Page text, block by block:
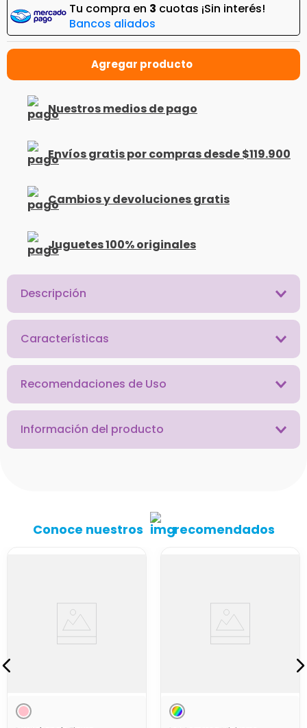
Tu compra en 3 cuotas ¡Sin interés!
Bancos aliados
Nuestros medios de pago
Envíos gratis por compras desde $119.900
Cambios y devoluciones gratis
Juguetes 100% originales
Descripción
Características
Recomendaciones de Uso
Información del producto
Conoce nuestros recomendados